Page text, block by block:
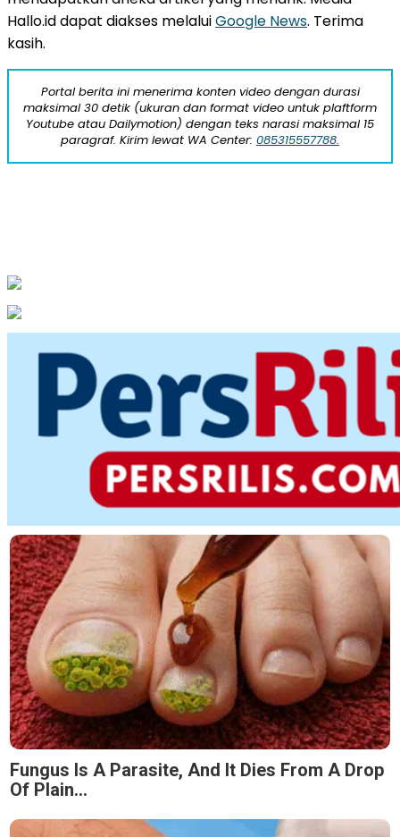
Hallo.id dapat diakses melaluiGoogle News. Terima
kasih.
Portal berita ini menerima konten video dengan durasi
maksimal 30 detik (ukuran dan format video untuk plaftform
Youtube atau Dailymotion) dengan teks narasi maksimal 15
paragraf. Kirim lewat WA Center: 085315557788.
Fungus Is A Parasite, And It Dies From A Drop
Of Plain...